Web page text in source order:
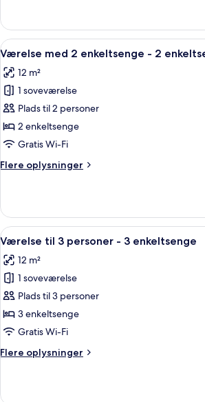
til
personer
flere
senge
Indlæs
alle
billeder
af
Værelse
med
2
-
Værelse
5
Værelse med 2 enkeltsenge - 2
12 m²
1 soveværelse
Plads til 2 personer
2 enkeltsenge
Gratis Wi-Fi
Flere oplysninger
Flere
med
enkeltsenge
2
enkeltsenge
Indlæs
alle
billeder
af
Værelse
til
3
-
Et værelse
5
Værelse til 3 personer - 3 enkeltsenge
12 m²
1 soveværelse
Plads til 3 personer
3 enkeltsenge
Gratis Wi-Fi
Flere oplysninger
Flere